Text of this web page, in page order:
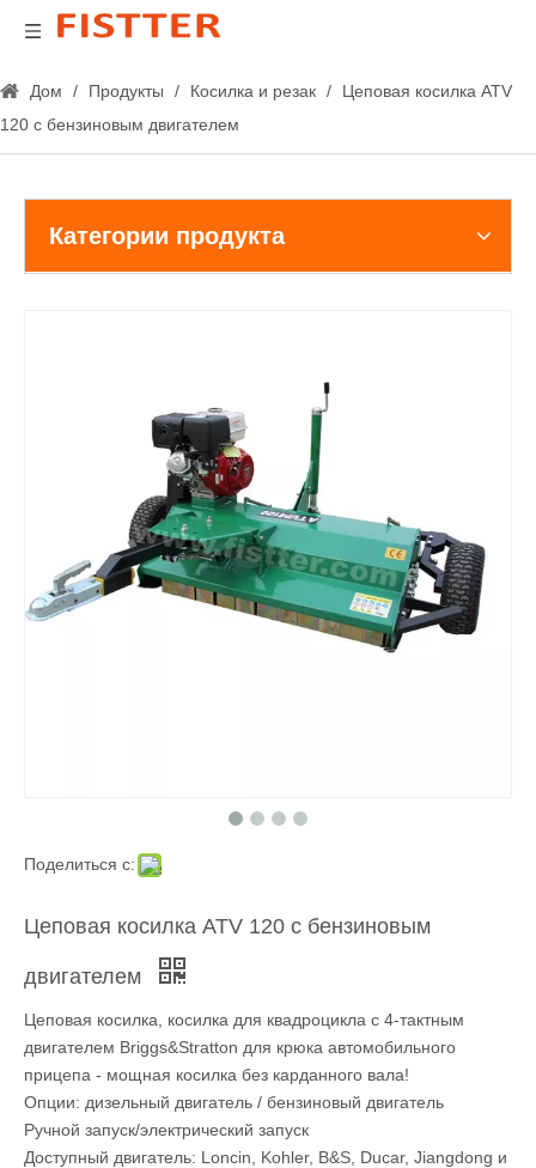
Дом / Продукты / Косилка и резак /
Цеповая косилка ATV
120 с бензиновым двигателем
Категории продукта
Поделиться с:
Цеповая косилка ATV 120 с бензиновым
двигателем
Цеповая косилка, косилка для квадроцикла с 4-тактным
двигателем Briggs&Stratton для крюка автомобильного
прицепа - мощная косилка без карданного вала!
Опции: дизельный двигатель / бензиновый двигатель
Ручной запуск/электрический запуск
Доступный двигатель: Loncin, Kohler, B&S, Ducar, Jiangdong и